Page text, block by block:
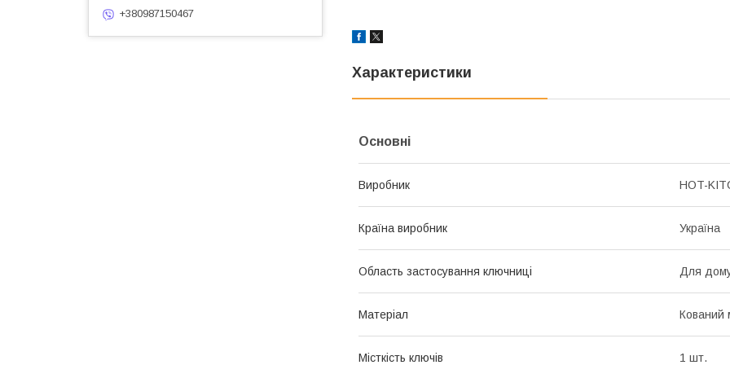
Характеристики
Основні
Виробник HOT-
Країна виробник Україна
Область застосування ключниці Для
Матеріал Кований
Місткість ключів 1 шт.
+380987150467